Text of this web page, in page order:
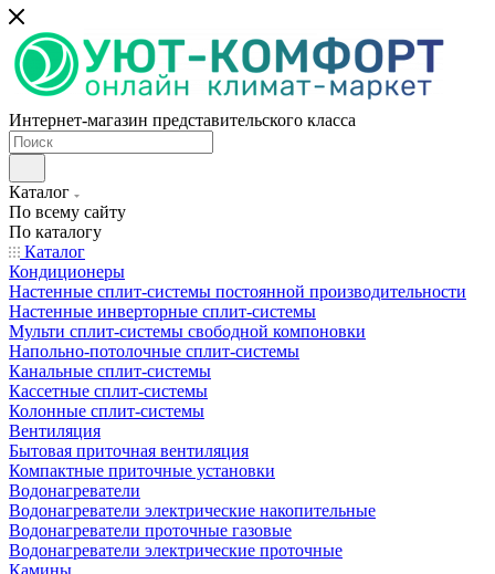
Интернет-магазин представительского класса
Каталог
По всему сайту
По каталогу
Каталог
Кондиционеры
Настенные сплит-системы постоянной производительности
Настенные инверторные сплит-системы
Мульти сплит-системы свободной компоновки
Напольно-потолочные сплит-системы
Канальные сплит-системы
Кассетные сплит-системы
Колонные сплит-системы
Вентиляция
Бытовая приточная вентиляция
Компактные приточные установки
Водонагреватели
Водонагреватели электрические накопительные
Водонагреватели проточные газовые
Водонагреватели электрические проточные
Камины